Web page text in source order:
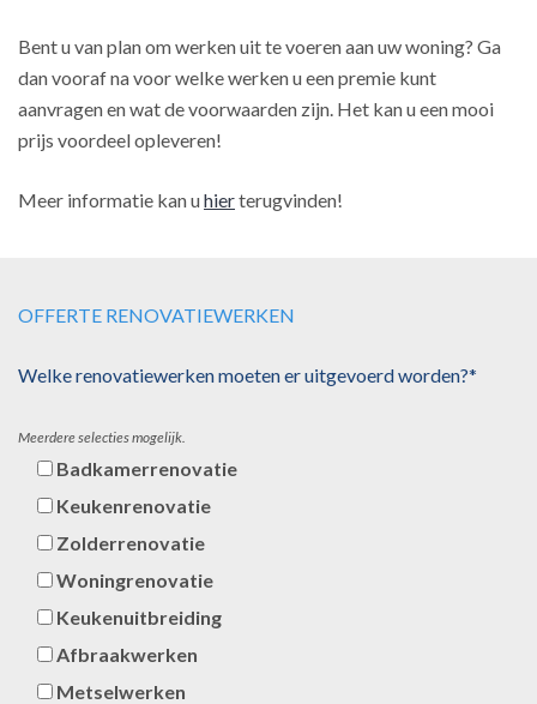
Bent u van plan om werken uit te voeren aan uw woning? Ga
dan vooraf na voor welke werken u een premie kunt
aanvragen en wat de voorwaarden zijn. Het kan u een mooi
prijs voordeel opleveren!
Meer informatie kan uhierterugvinden!
OFFERTE RENOVATIEWERKEN
Welke renovatiewerken moeten er uitgevoerd worden?*
Meerdere selecties mogelijk.
Badkamerrenovatie
Keukenrenovatie
Zolderrenovatie
Woningrenovatie
Keukenuitbreiding
Afbraakwerken
Metselwerken